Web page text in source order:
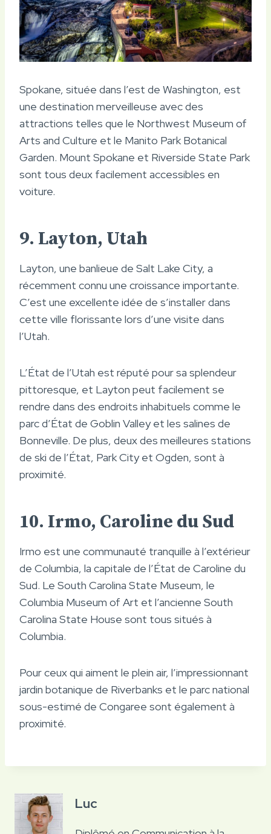
Spokane, située dans l’est de Washington, est
une destination merveilleuse avec des
attractions telles que le Northwest Museum of
Arts and Culture et le Manito Park Botanical
Garden. Mount Spokane et Riverside State Park
sont tous deux facilement accessibles en
voiture.
9. Layton, Utah
Layton, une banlieue de Salt Lake City, a
récemment connu une croissance importante.
C’est une excellente idée de s’installer dans
cette ville florissante lors d’une visite dans
l’Utah.
L’État de l’Utah est réputé pour sa splendeur
pittoresque, et Layton peut facilement se
rendre dans des endroits inhabituels comme le
parc d’État de Goblin Valley et les salines de
Bonneville. De plus, deux des meilleures stations
de ski de l’État, Park City et Ogden, sont à
proximité.
10. Irmo, Caroline du Sud
Irmo est une communauté tranquille à l’extérieur
de Columbia, la capitale de l’État de Caroline du
Sud. Le South Carolina State Museum, le
Columbia Museum of Art et l’ancienne South
Carolina State House sont tous situés à
Columbia.
Pour ceux qui aiment le plein air, l’impressionnant
jardin botanique de Riverbanks et le parc national
sous-estimé de Congaree sont également à
proximité.
Luc